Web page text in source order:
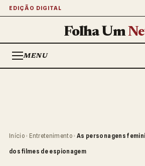
EDIÇÃO DIGITAL
Folha Um
MENU
Início › Entretenimento › As personagens
dos filmes de espionagem